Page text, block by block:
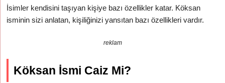
İsimler kendisini taşıyan kişiye bazı özellikler katar. Köksan
isminin sizi anlatan, kişiliğinizi yansıtan bazı özellikleri vardır.
reklam
Köksan İsmi Caiz Mi?